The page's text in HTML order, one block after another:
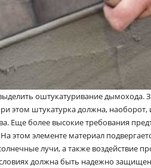
оштукатуривание дымохода.
этом штукатурка должна,
Еще более высокие требования
этом элементе материал
лучи, а также воздействие
должна быть надежно